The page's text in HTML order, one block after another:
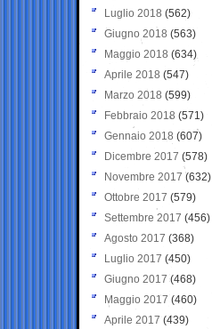
Luglio 2018 (562)
Giugno 2018 (563)
Maggio 2018 (634)
Aprile 2018 (547)
Marzo 2018 (599)
Febbraio 2018 (571)
Gennaio 2018 (607)
Dicembre 2017 (578)
Novembre 2017 (632)
Ottobre 2017 (579)
Settembre 2017 (456)
Agosto 2017 (368)
Luglio 2017 (450)
Giugno 2017 (468)
Maggio 2017 (460)
Aprile 2017 (439)